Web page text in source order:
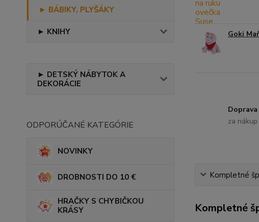
► BÁBIKY, PLYŠÁKY
► KNIHY
► DETSKÝ NÁBYTOK A
DEKORÁCIE
ODPORÚČANÉ KATEGÓRIE
NOVINKY
DROBNOSTI DO 10 €
HRAČKY S CHYBIČKOU
KRÁSY
Goki
za
Kompletné
Kompletné